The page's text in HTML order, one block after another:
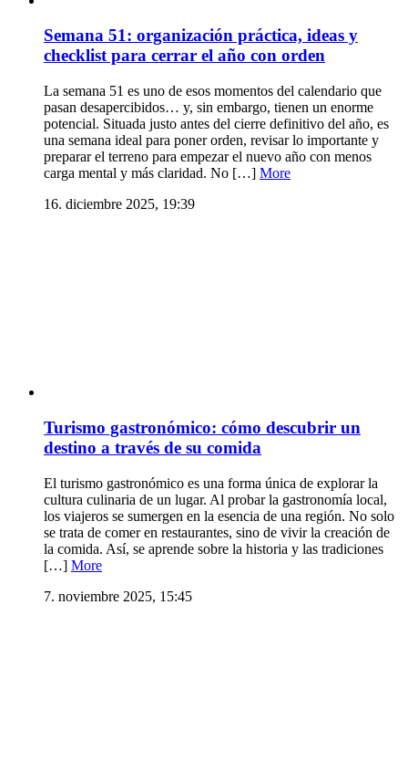
Semana 51: organización práctica, ideas y
checklist para cerrar el año con orden
La semana 51 es uno de esos momentos del calendario que
pasan desapercibidos… y, sin embargo, tienen un enorme
potencial. Situada justo antes del cierre definitivo del año, es
una semana ideal para poner orden, revisar lo importante y
preparar el terreno para empezar el nuevo año con menos
carga mental y más claridad. No […] More
16. diciembre 2025, 19:39
Turismo gastronómico: cómo descubrir un
destino a través de su comida
El turismo gastronómico es una forma única de explorar la
cultura culinaria de un lugar. Al probar la gastronomía local,
los viajeros se sumergen en la esencia de una región. No solo
se trata de comer en restaurantes, sino de vivir la creación de
la comida. Así, se aprende sobre la historia y las tradiciones
[…] More
7. noviembre 2025, 15:45